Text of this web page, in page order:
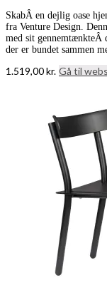
SkabÂ en dejlig oase
fra Venture Design.
med sit gennemtænkteÂ
der er bundet sammen
1.519,00kr. Gå til